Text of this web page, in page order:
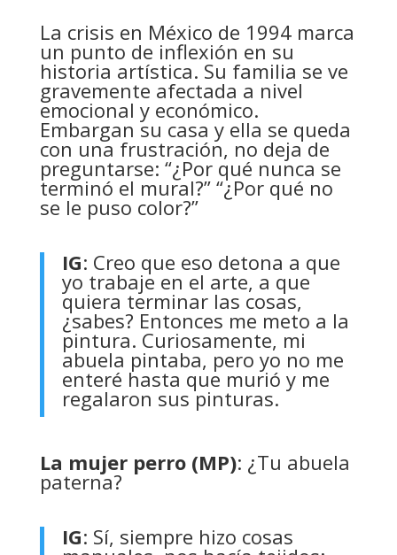
La crisis en México de 1994 marca
un punto de inflexión en su
historia artística. Su familia se ve
gravemente afectada a nivel
emocional y económico.
Embargan su casa y ella se queda
con una frustración, no deja de
preguntarse: “¿Por qué nunca se
terminó el mural?” “¿Por qué no
se le puso color?”
IG: Creo que eso detona a que
yo trabaje en el arte, a que
quiera terminar las cosas,
¿sabes? Entonces me meto a la
pintura. Curiosamente, mi
abuela pintaba, pero yo no me
enteré hasta que murió y me
regalaron sus pinturas.
La mujer perro (MP): ¿Tu abuela
paterna?
IG: Sí, siempre hizo cosas